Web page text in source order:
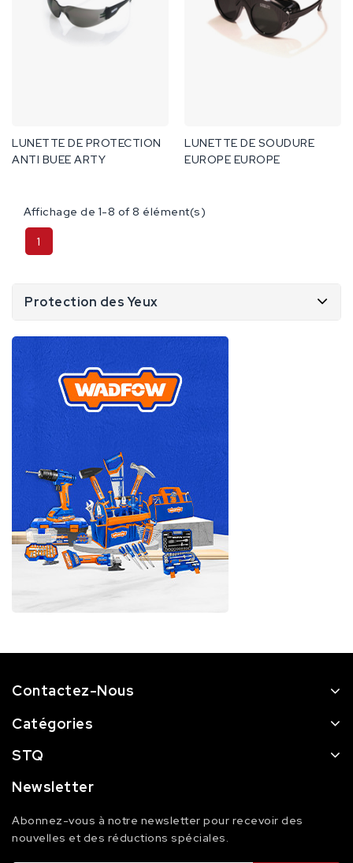
Protection des Yeux
LUNETTE DE PROTECTION
ANTI BUEE ARTY
LUNETTE DE SOUDURE
EUROPE EUROPE
Affichage de 1-8 of 8 élément(s)
1
Contactez-Nous
Catégories
STQ
Newsletter
Abonnez-vous à notre newsletter pour recevoir des
nouvelles et des réductions spéciales.